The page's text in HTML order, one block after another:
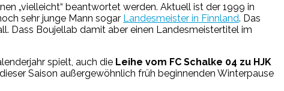
„vielleicht“ beantwortet werden. Aktuell ist der 1999 in
sehr junge Mann sogar Landesmeister in Finnland. Das
Dass Boujellab damit aber einen Landesmeistertitel im
spielt, auch die Leihe vom FC Schalke 04 zu HJK
Saison außergewöhnlich früh beginnenden Winterpause